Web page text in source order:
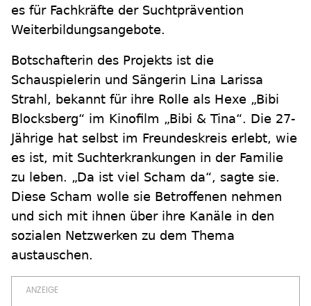
es für Fachkräfte der Suchtprävention
Weiterbildungsangebote.
Botschafterin des Projekts ist die
Schauspielerin und Sängerin Lina Larissa
Strahl, bekannt für ihre Rolle als Hexe „Bibi
Blocksberg“ im Kinofilm „Bibi & Tina“. Die 27-
Jährige hat selbst im Freundeskreis erlebt, wie
es ist, mit Suchterkrankungen in der Familie
zu leben. „Da ist viel Scham da“, sagte sie.
Diese Scham wolle sie Betroffenen nehmen
und sich mit ihnen über ihre Kanäle in den
sozialen Netzwerken zu dem Thema
austauschen.